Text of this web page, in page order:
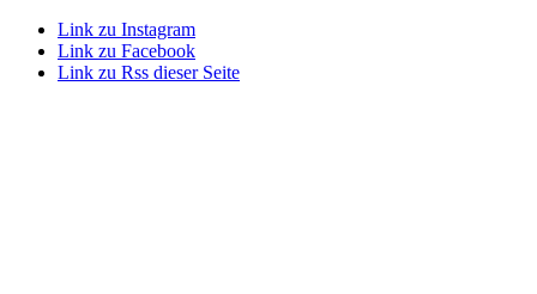
Link zu Instagram
Link zu Facebook
Link zu Rss dieser Seite